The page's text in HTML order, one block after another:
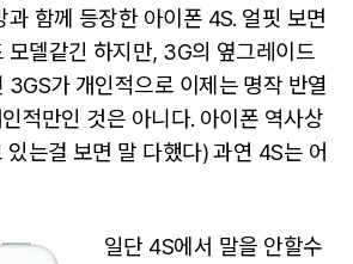
과 함께 등장한 아이폰 4S. 얼핏 보면
모델같긴 하지만, 3G의 옆그레이드
3GS가 개인적으로 이제는 명작 반열
적만인 것은 아니다. 아이폰 역사상
는걸 보면 말 다했다) 과연 4S는 어
일단 4S에서 말을 안할수